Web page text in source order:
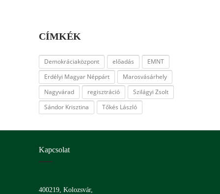
CÍMKÉK
Demokráciaközpont előadás
EMNT
Erdélyi Magyar Néppárt
Marosvásárhely
Nagyvárad
regisztráció
Szilágyi Zsolt
Sándor Krisztina
Tőkés László
Kapcsolat
400219, Kolozsvár,